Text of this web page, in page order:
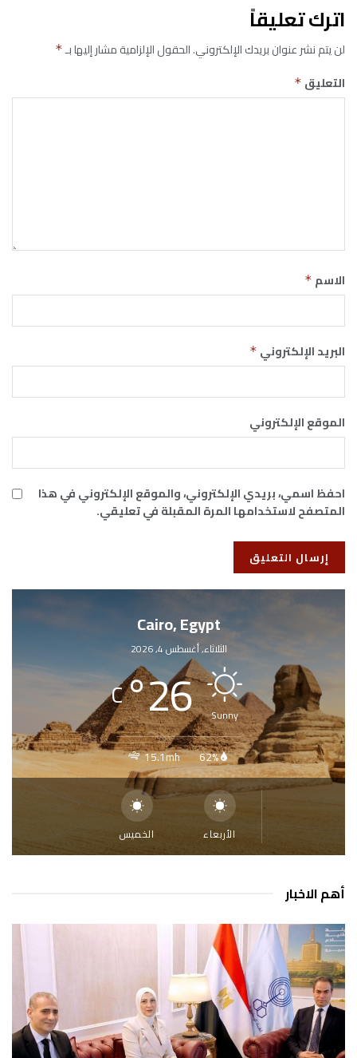
اترك تعليقاً
لن يتم نشر عنوان بريدك الإلكتروني.الحقول الإلزامية مشار إليها بـ*
التعليق *
الاسم *
البريد الإلكتروني *
الموقع الإلكتروني
احفظ اسمي، بريدي الإلكتروني، والموقع الإلكتروني في هذا
المتصفح لاستخدامها المرة المقبلة في تعليقي.
Cairo, Egypt
الثلاثاء, أغسطس 4, 2026
Sunny
26
°
C
62%
15.1mh
الأربعاء الخميس
أهم الاخبار